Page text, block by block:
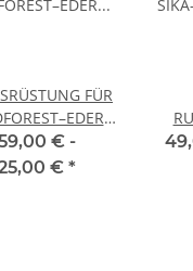
FÜR
1800
€ -
€ *